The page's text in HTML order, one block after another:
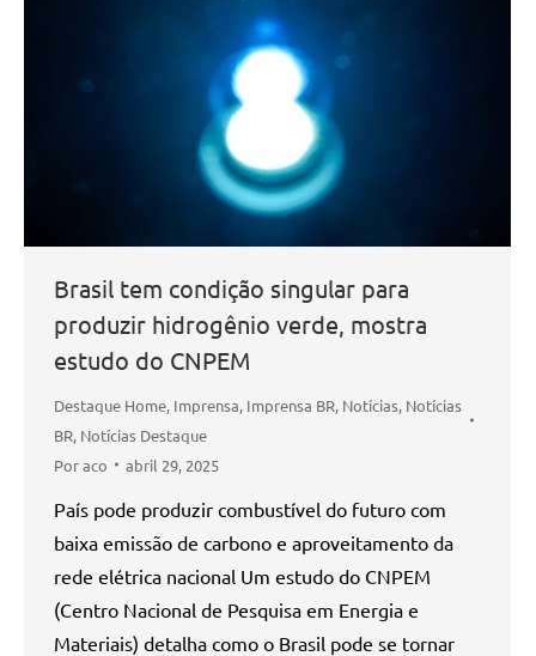
Brasil tem condição singular para
produzir hidrogênio verde, mostra
estudo do CNPEM
Destaque Home, Imprensa, Imprensa BR, Notícias, Notícias
BR, Notícias Destaque
Poraco abril 29, 2025
País pode produzir combustível do futuro com
baixa emissão de carbono e aproveitamento da
rede elétrica nacional Um estudo do CNPEM
(Centro Nacional de Pesquisa em Energia e
Materiais) detalha como o Brasil pode se tornar